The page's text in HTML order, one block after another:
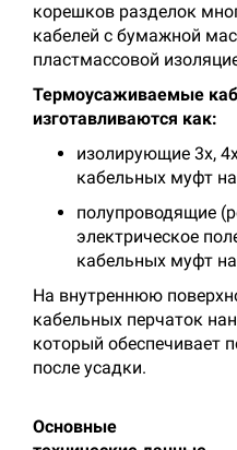
корешков разделок
кабелей с бумажной
пластмассовой
Термоусаживаемые
изготавливаются как:
изолирующие 3х,
кабельных муфт
полупроводящие
электрическое
кабельных муфт
На внутреннюю
кабельных перчаток
который обеспечивает
после усадки.
Основные